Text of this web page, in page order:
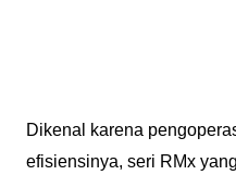
Dikenal karena
efisiensinya, seri RMx